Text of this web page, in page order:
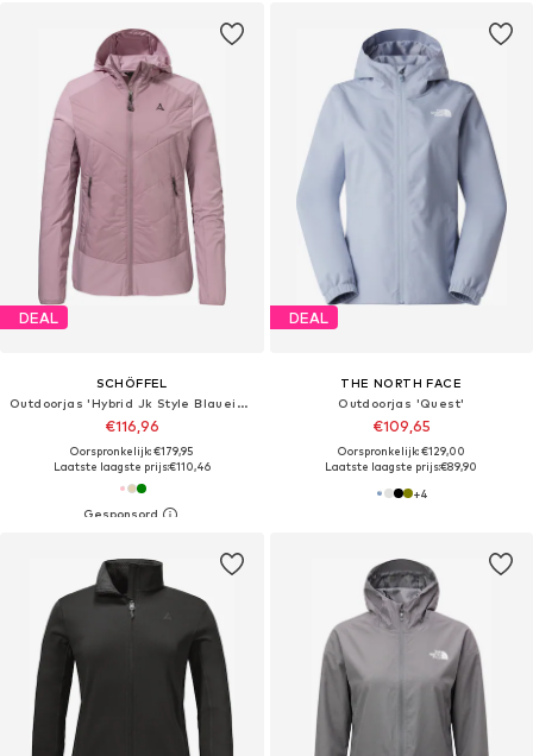
DEAL
SCHÖFFEL
Outdoorjas 'Hybrid Jk Style Blaueis WMS'
€116,96
Oorspronkelijk: €179,95
Laatste laagste prijs:€110,46
DEAL
THE NORTH FACE
Outdoorjas 'Quest'
€109,65
Oorspronkelijk: €129,00
Laatste laagste prijs:€89,90
+4